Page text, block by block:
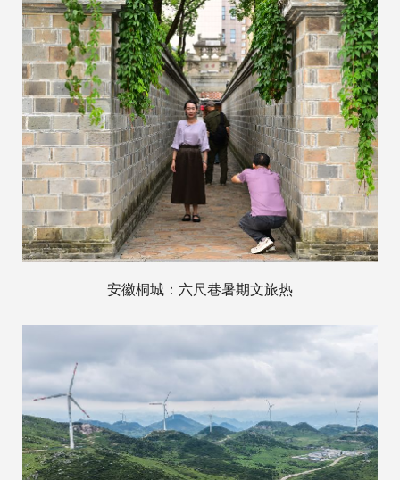
安徽桐城：六尺巷暑期文旅热